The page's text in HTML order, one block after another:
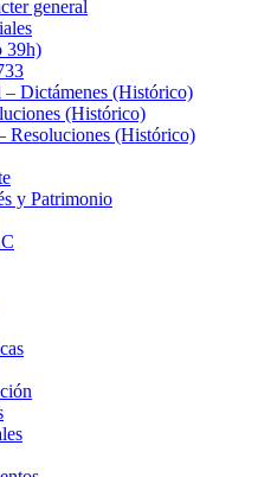
general
39h)
Dictámenes (Histórico)
(Histórico)
Resoluciones (Histórico)
y Patrimonio